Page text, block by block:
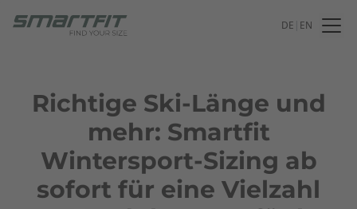
DE EN
Richtige Ski-Länge und
mehr: Smartfit
Wintersport-Sizing ab
sofort für eine Vielzahl